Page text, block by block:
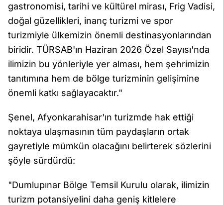
gastronomisi, tarihi ve kültürel mirası, Frig Vadisi,
doğal güzellikleri, inanç turizmi ve spor
turizmiyle ülkemizin önemli destinasyonlarından
biridir. TÜRSAB'ın Haziran 2026 Özel Sayısı'nda
ilimizin bu yönleriyle yer alması, hem şehrimizin
tanıtımına hem de bölge turizminin gelişimine
önemli katkı sağlayacaktır."
Şenel, Afyonkarahisar'ın turizmde hak ettiği
noktaya ulaşmasının tüm paydaşların ortak
gayretiyle mümkün olacağını belirterek sözlerini
şöyle sürdürdü:
"Dumlupınar Bölge Temsil Kurulu olarak, ilimizin
turizm potansiyelini daha geniş kitlelere